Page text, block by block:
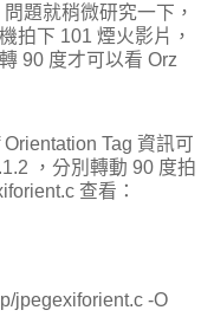
題就稍微研究一下，
拍下 101 煙火影片，
90 度才可以看 Orz
Tag 資訊可
，分別轉動 90 度拍
查看：
jpegexiforient.c -O